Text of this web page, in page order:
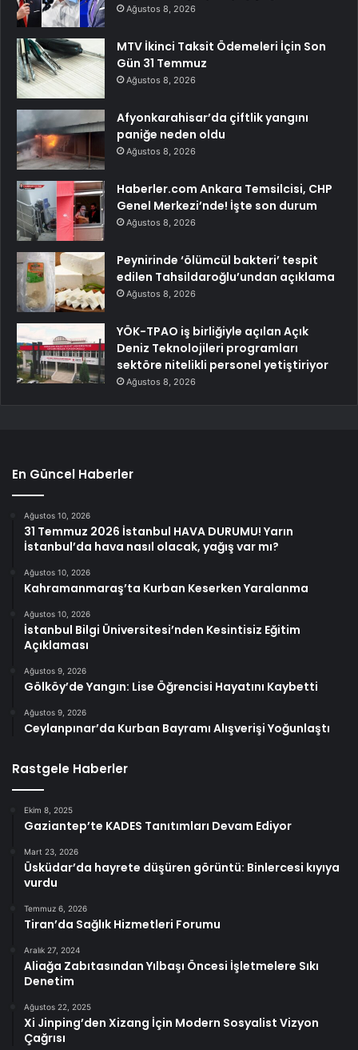
Ağustos 8, 2026
MTV İkinci Taksit Ödemeleri İçin Son
Gün 31 Temmuz
Ağustos 8, 2026
Afyonkarahisar’da çiftlik yangını
paniğe neden oldu
Ağustos 8, 2026
Haberler.com Ankara Temsilcisi, CHP
Genel Merkezi’nde! İşte son durum
Ağustos 8, 2026
Peynirinde ‘ölümcül bakteri’ tespit
edilen Tahsildaroğlu’undan açıklama
Ağustos 8, 2026
YÖK-TPAO iş birliğiyle açılan Açık
Deniz Teknolojileri programları
sektöre nitelikli personel yetiştiriyor
Ağustos 8, 2026
En Güncel Haberler
Ağustos 10, 2026
31 Temmuz 2026 İstanbul HAVA DURUMU! Yarın
İstanbul’da hava nasıl olacak, yağış var mı?
Ağustos 10, 2026
Kahramanmaraş’ta Kurban Keserken Yaralanma
Ağustos 10, 2026
İstanbul Bilgi Üniversitesi’nden Kesintisiz Eğitim
Açıklaması
Ağustos 9, 2026
Gölköy’de Yangın: Lise Öğrencisi Hayatını Kaybetti
Ağustos 9, 2026
Ceylanpınar’da Kurban Bayramı Alışverişi Yoğunlaştı
Rastgele Haberler
Ekim 8, 2025
Gaziantep’te KADES Tanıtımları Devam Ediyor
Mart 23, 2026
Üsküdar’da hayrete düşüren görüntü: Binlercesi kıyıya
vurdu
Temmuz 6, 2026
Tiran’da Sağlık Hizmetleri Forumu
Aralık 27, 2024
Aliağa Zabıtasından Yılbaşı Öncesi İşletmelere Sıkı
Denetim
Ağustos 22, 2025
Xi Jinping’den Xizang İçin Modern Sosyalist Vizyon
Çağrısı